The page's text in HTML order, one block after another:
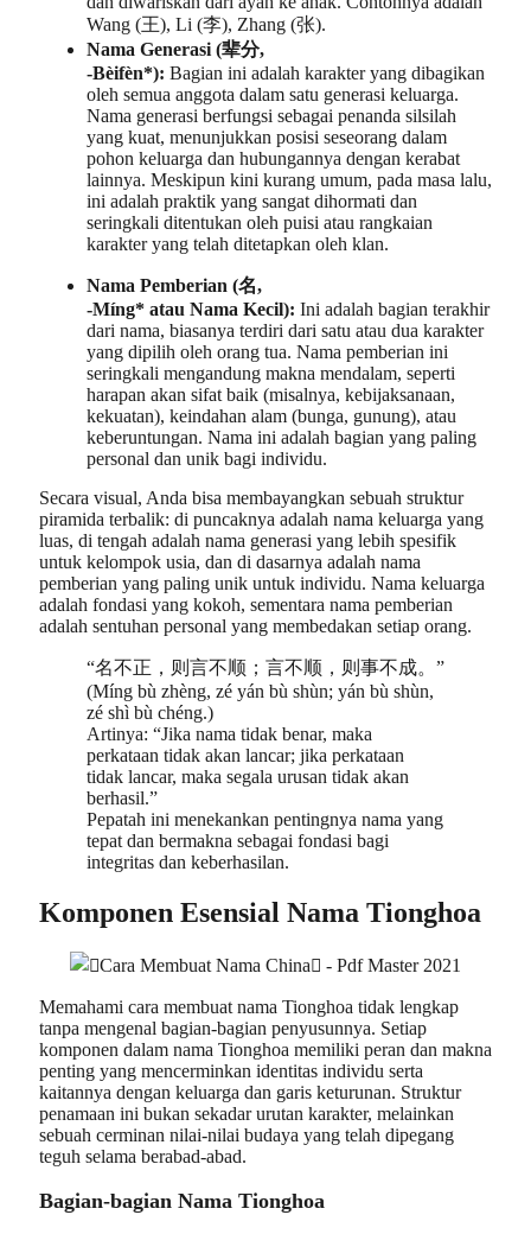
Wang (王), Li (李), Zhang (张).
Nama Generasi (辈分,
-Bèifèn*): Bagian ini adalah karakter yang dibagikan
oleh semua anggota dalam satu generasi keluarga.
Nama generasi berfungsi sebagai penanda silsilah
yang kuat, menunjukkan posisi seseorang dalam
pohon keluarga dan hubungannya dengan kerabat
lainnya. Meskipun kini kurang umum, pada masa lalu,
ini adalah praktik yang sangat dihormati dan
seringkali ditentukan oleh puisi atau rangkaian
karakter yang telah ditetapkan oleh klan.
Nama Pemberian (名,
-Míng* atau Nama Kecil): Ini adalah bagian terakhir
dari nama, biasanya terdiri dari satu atau dua karakter
yang dipilih oleh orang tua. Nama pemberian ini
seringkali mengandung makna mendalam, seperti
harapan akan sifat baik (misalnya, kebijaksanaan,
kekuatan), keindahan alam (bunga, gunung), atau
keberuntungan. Nama ini adalah bagian yang paling
personal dan unik bagi individu.
Secara visual, Anda bisa membayangkan sebuah struktur
piramida terbalik: di puncaknya adalah nama keluarga yang
luas, di tengah adalah nama generasi yang lebih spesifik
untuk kelompok usia, dan di dasarnya adalah nama
pemberian yang paling unik untuk individu. Nama keluarga
adalah fondasi yang kokoh, sementara nama pemberian
adalah sentuhan personal yang membedakan setiap orang.
“名不正，则言不顺；言不顺，则事不成。”
(Míng bù zhèng, zé yán bù shùn; yán bù shùn,
zé shì bù chéng.)
Artinya: “Jika nama tidak benar, maka
perkataan tidak akan lancar; jika perkataan
tidak lancar, maka segala urusan tidak akan
berhasil.”
Pepatah ini menekankan pentingnya nama yang
tepat dan bermakna sebagai fondasi bagi
integritas dan keberhasilan.
Komponen Esensial Nama Tionghoa
Memahami cara membuat nama Tionghoa tidak lengkap
tanpa mengenal bagian-bagian penyusunnya. Setiap
komponen dalam nama Tionghoa memiliki peran dan makna
penting yang mencerminkan identitas individu serta
kaitannya dengan keluarga dan garis keturunan. Struktur
penamaan ini bukan sekadar urutan karakter, melainkan
sebuah cerminan nilai-nilai budaya yang telah dipegang
teguh selama berabad-abad.
Bagian-bagian Nama Tionghoa